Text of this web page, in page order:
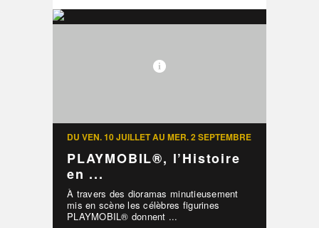
DU VEN. 10 JUILLET AU MER. 2 SEPTEMBRE
PLAYMOBIL®, l’Histoire
en ...
À travers des dioramas minutieusement
mis en scène les célèbres figurines
PLAYMOBIL® donnent ...